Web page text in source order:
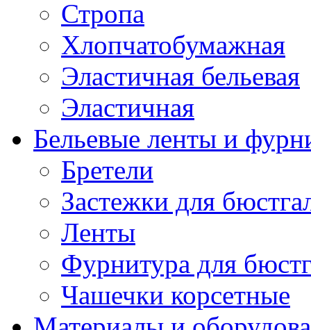
Стропа
Хлопчатобумажная
Эластичная бельевая
Эластичная
Бельевые ленты и
Бретели
Застежки для
Ленты
Фурнитура для
Чашечки корсетные